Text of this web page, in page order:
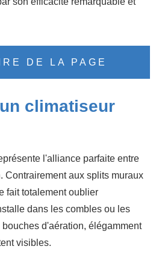
DE LA PAGE
climatiseur
l'alliance parfaite entre
Contrairement aux splits muraux
fait totalement oublier
dans les combles ou les
d'aération, élégamment
visibles.